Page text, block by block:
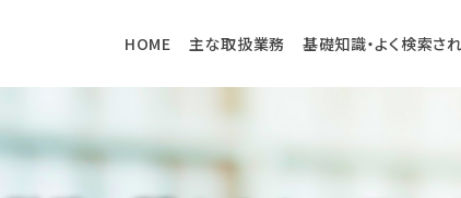
HOME 主な取扱業務 基礎知識・よく検索さ